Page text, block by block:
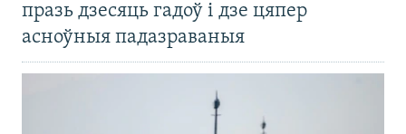
празь дзесяць гадоў і дзе цяпер
асноўныя падазраваныя